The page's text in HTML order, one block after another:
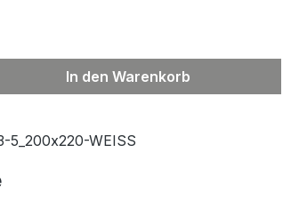
den gewünschten Wert
In den Warenkorb
5_200x220-WEISS